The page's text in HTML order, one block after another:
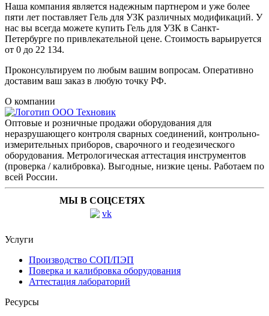
Наша компания является надежным партнером и уже более
пяти лет поставляет Гель для УЗК различных модификаций. У
нас вы всегда можете купить Гель для УЗК в Санкт-
Петербурге по привлекательной цене. Стоимость варьируется
от 0 до 22 134.
Проконсультируем по любым вашим вопросам. Оперативно
доставим ваш заказ в любую точку РФ.
О компании
Оптовые и розничные продажи оборудования для
неразрушающего контроля сварных соединений, контрольно-
измерительных приборов, сварочного и геодезического
оборудования. Метрологическая аттестация инструментов
(проверка / калибровка). Выгодные, низкие цены. Работаем по
всей России.
МЫ В СОЦСЕТЯХ
Услуги
Производство СОП/ПЭП
Поверка и калибровка оборудования
Аттестация лабораторий
Ресурсы